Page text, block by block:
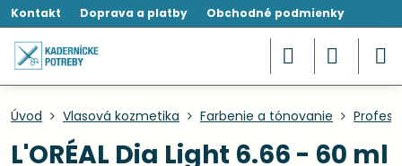
Kontakt Doprava a platby Obchodné podmienky
Úvod Vlasová kozmetika Farbenie a tónovanie
L'ORÉAL Dia Light 6.66 - 60 ml